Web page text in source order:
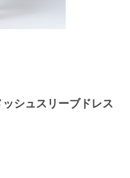
シュスリーブドレス